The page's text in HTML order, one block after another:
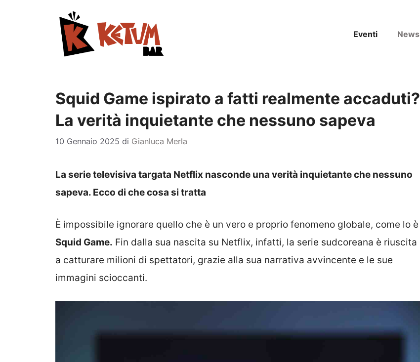
Eventi News
Squid Game ispirato a fatti realmente accaduti?
La verità inquietante che nessuno sapeva
10 Gennaio 2025 di Gianluca Merla
La serie televisiva targata Netflix nasconde una verità inquietante che nessuno
sapeva. Ecco di che cosa si tratta
È impossibile ignorare quello che è un vero e proprio fenomeno globale, come lo è
Squid Game. Fin dalla sua nascita su Netflix, infatti, la serie sudcoreana è riuscita
a catturare milioni di spettatori, grazie alla sua narrativa avvincente e le sue
immagini scioccanti.